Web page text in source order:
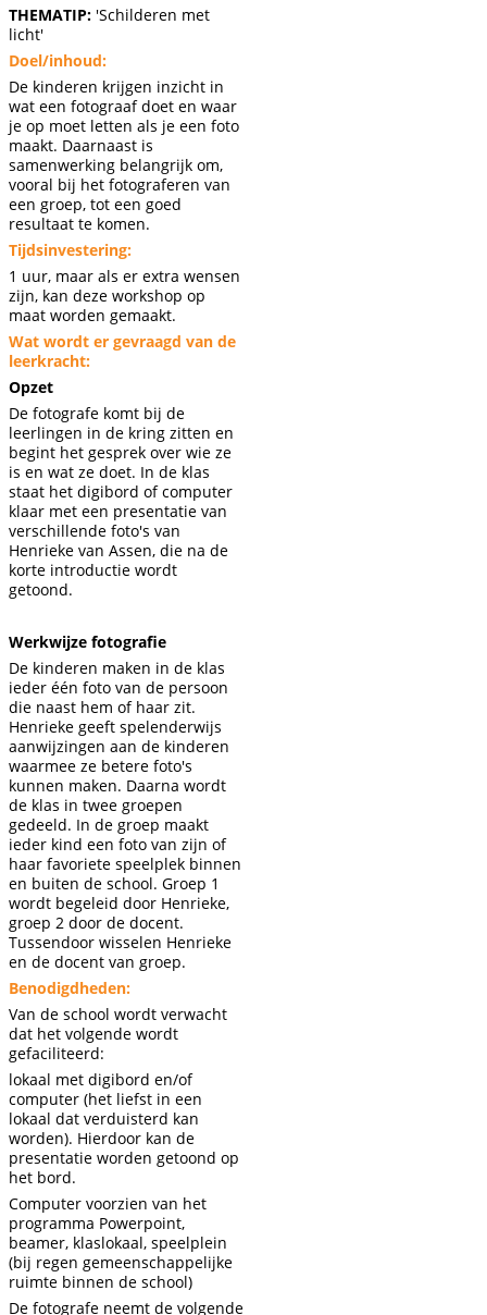
THEMATIP: 'Schilderen met
licht'
Doel/inhoud:
De kinderen krijgen inzicht in
wat een fotograaf doet en waar
je op moet letten als je een foto
maakt. Daarnaast is
samenwerking belangrijk om,
vooral bij het fotograferen van
een groep, tot een goed
resultaat te komen.
Tijdsinvestering:
1 uur, maar als er extra wensen
zijn, kan deze workshop op
maat worden gemaakt.
Wat wordt er gevraagd van de
leerkracht:
Opzet
De fotografe komt bij de
leerlingen in de kring zitten en
begint het gesprek over wie ze
is en wat ze doet. In de klas
staat het digibord of computer
klaar met een presentatie van
verschillende foto's van
Henrieke van Assen, die na de
korte introductie wordt
getoond.
Werkwijze fotografie
De kinderen maken in de klas
ieder één foto van de persoon
die naast hem of haar zit.
Henrieke geeft spelenderwijs
aanwijzingen aan de kinderen
waarmee ze betere foto's
kunnen maken. Daarna wordt
de klas in twee groepen
gedeeld. In de groep maakt
ieder kind een foto van zijn of
haar favoriete speelplek binnen
en buiten de school. Groep 1
wordt begeleid door Henrieke,
groep 2 door de docent.
Tussendoor wisselen Henrieke
en de docent van groep.
Benodigdheden:
Van de school wordt verwacht
dat het volgende wordt
gefaciliteerd:
lokaal met digibord en/of
computer (het liefst in een
lokaal dat verduisterd kan
worden). Hierdoor kan de
presentatie worden getoond op
het bord.
Computer voorzien van het
programma Powerpoint,
beamer, klaslokaal, speelplein
(bij regen gemeenschappelijke
ruimte binnen de school)
De fotografe neemt de volgende